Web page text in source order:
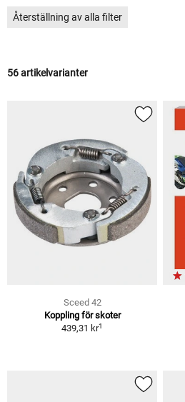
Återställning av alla filter
56 artikelvarianter
Sceed 42
Koppling för skoter
439,31 kr1